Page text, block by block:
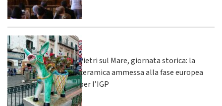
Vietri sul Mare, giornata storica: la
ceramica ammessa alla fase europea
per l’IGP